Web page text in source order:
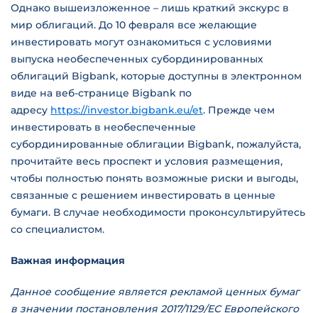
Однако вышеизложенное – лишь краткий экскурс в
мир облигаций. До 10 февраля все желающие
инвестировать могут ознакомиться с условиями
выпуска необеспеченных субординированных
облигаций Bigbank, которые доступны в электронном
виде на веб-странице Bigbank по
адресу https://investor.bigbank.eu/et. Прежде чем
инвестировать в необеспеченные
субординированные облигации Bigbank, пожалуйста,
прочитайте весь проспект и условия размещения,
чтобы полностью понять возможные риски и выгоды,
связанные с решением инвестировать в ценные
бумаги. В случае необходимости проконсультируйтесь
со специалистом.
Важная информация
Данное сообщение является рекламой ценных бумаг
в значении постановления 2017/1129/ЕС Европейского